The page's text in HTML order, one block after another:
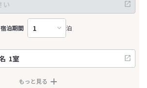
宿泊期間 泊
もっと見る